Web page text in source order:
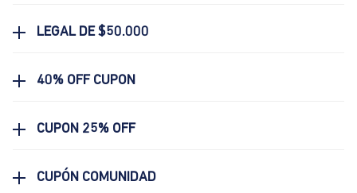
LEGAL DE $50.000
40% OFF CUPON
CUPON 25% OFF
CUPÓN COMUNIDAD